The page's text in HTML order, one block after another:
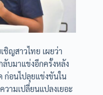
ญสาวไทย เผยว่า
ลับมาแข่งอีกครั้งหลัง
ก่อนไปลุยแข่งขันใน
ามเปลี่ยนแปลงเยอะ